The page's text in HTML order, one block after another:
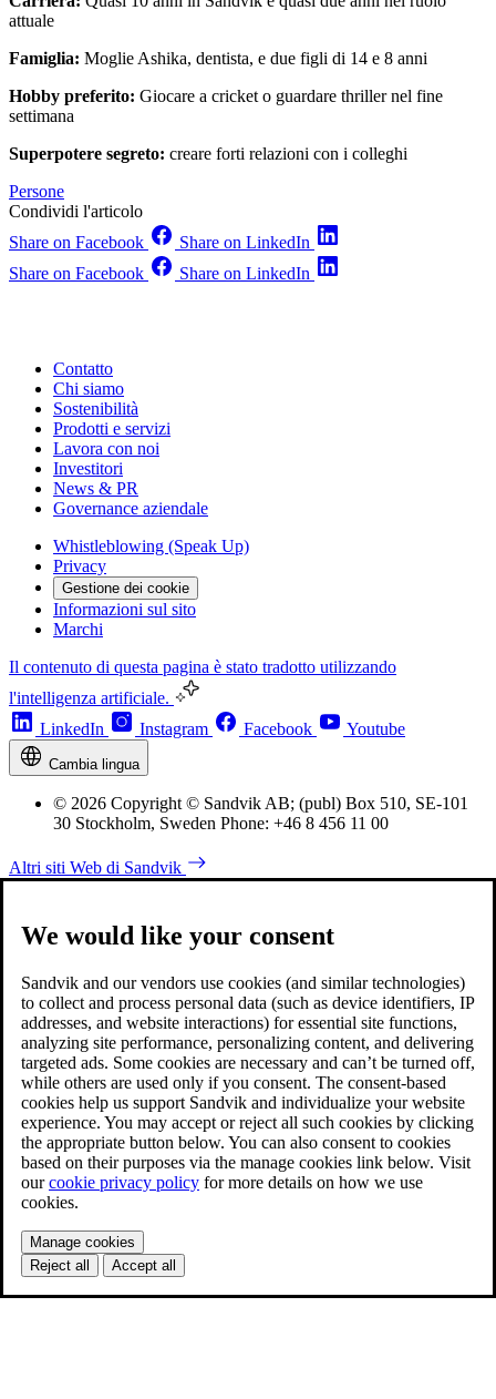
attuale
Famiglia: Moglie Ashika, dentista, e due figli di 14 e 8 anni
Hobby preferito: Giocare a cricket o guardare thriller nel fine
settimana
Superpotere segreto: creare forti relazioni con i colleghi
Persone
Condividi l'articolo
Share on Facebook
Share on LinkedIn
Share on Facebook
Share on LinkedIn
Contatto
Chi siamo
Sostenibilità
Prodotti e servizi
Lavora con noi
Investitori
News & PR
Governance aziendale
Whistleblowing (Speak Up)
Privacy
Gestione dei cookie
Informazioni sul sito
Marchi
Il contenuto di questa pagina è stato tradotto utilizzando
l'intelligenza artificiale.
LinkedIn
Instagram Facebook Youtube
Cambia lingua
© 2026 Copyright © Sandvik AB; (publ) Box 510, SE-101
30 Stockholm, Sweden Phone: +46 8 456 11 00
Altri siti Web di Sandvik
We would like your consent
Sandvik and our vendors use cookies (and similar technologies)
to collect and process personal data (such as device identifiers, IP
addresses, and website interactions) for essential site functions,
analyzing site performance, personalizing content, and delivering
targeted ads. Some cookies are necessary and can’t be turned off,
while others are used only if you consent. The consent-based
cookies help us support Sandvik and individualize your website
experience. You may accept or reject all such cookies by clicking
the appropriate button below. You can also consent to cookies
based on their purposes via the manage cookies link below. Visit
ourcookie privacy policy for more details on how we use
cookies.
Manage cookies
Reject all
Accept all